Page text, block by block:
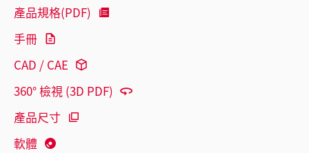
產品規格(PDF)
手冊
CAD / CAE
360° 檢視 (3D PDF)
產品尺寸
軟體